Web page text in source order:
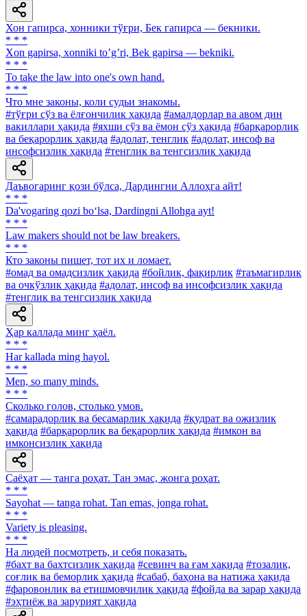
Хон гапирса, хонники тўғри, Бек гапирса — бекники.
* * *
Xon gapirsa, xonniki toʼgʼri, Bek gapirsa — bekniki.
* * *
To take the law into one's own hand.
* * *
Что мне законы, коли судьи знакомы.
#тўғри сўз ва ёлғончилик ҳақида #амалдорлар ва авом дин
вакиллари ҳақида #яхши сўз ва ёмон сўз ҳақида #барқарорлик
ва беқарорлик ҳақида #адолат, тенглик #адолат, инсоф ва
инсофсизлик ҳақида #тенглик ва тенгсизлик ҳақида
Даъвогаринг қози бўлса, Дардингни Аллоҳга айт!
* * *
Da'vogaring qozi bo‘lsa, Dardingni Allohga ayt!
* * *
Law makers should not be law breakers.
* * *
Кто законы пишет, тот их и ломает.
#омад ва омадсизлик ҳақида #бойлик, фақирлик #таъмагирлик
ва очкўзлик ҳақида #адолат, инсоф ва инсофсизлик ҳақида
#тенглик ва тенгсизлик ҳақида
Ҳар каллада минг ҳаёл.
* * *
Har kallada ming hayol.
* * *
Men, so many minds.
* * *
Сколько голов, столько умов.
#самарадорлик ва бесамарлик ҳақида #қудрат ва ожизлик
ҳақида #барқарорлик ва беқарорлик ҳақида #имкон ва
имконсизлик ҳақида
Саёҳат — танга роҳат. Тан эмас, жонга роҳат.
* * *
Sayohat — tanga rohat. Tan emas, jonga rohat.
* * *
Variety is pleasing.
* * *
Ha людей посмотреть, и себя показать.
#бахт ва бахтсизлик ҳақида #севинч ва ғам ҳақида #тозалик,
соғлик ва беморлик ҳақида #сабаб, баҳона ва натижа ҳақида
#фаровонлик ва етишмовчилик ҳақида #фойда ва зарар ҳақида
#эҳтиёж ва зарурият ҳақида